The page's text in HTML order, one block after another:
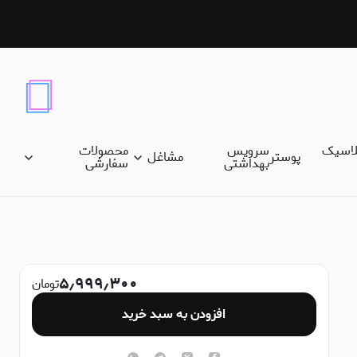
پوسترسرویس
بهداشتی مشاغل محصولات
سفارشی
۵٫۹۹۹٫۳۰۰تومان
افزودن به سبد خرید